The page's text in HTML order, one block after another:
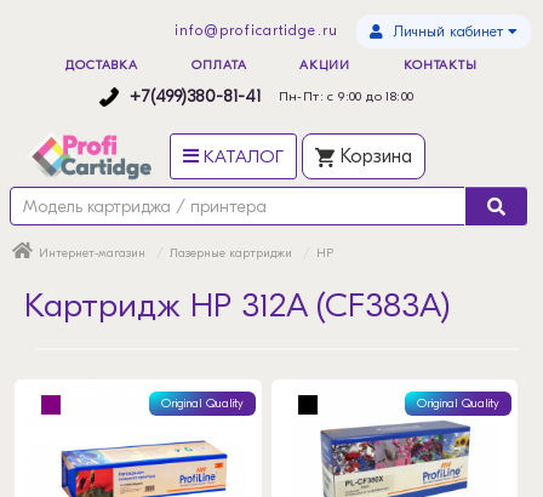
info@proficartidge.ru Личный кабинет
ДОСТАВКА ОПЛАТА АКЦИИ КОНТАКТЫ
+7(499)380-81-41 Пн-Пт: с 9:00 до 18:00
КАТАЛОГ Корзина
Интернет-магазин Лазерные картриджи HP
Картридж HP 312A (CF383A)
Original Quality Original Quality